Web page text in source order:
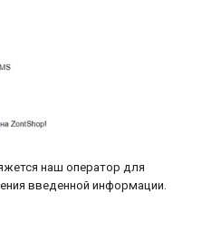
наш оператор для
введенной информации.